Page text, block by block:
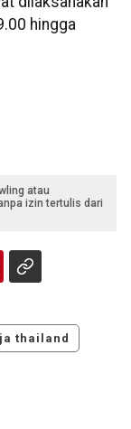
hingga
atau
izin tertulis dari
thailand